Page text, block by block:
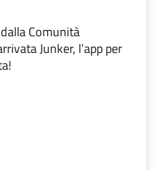
Comunità
Junker, l’app per